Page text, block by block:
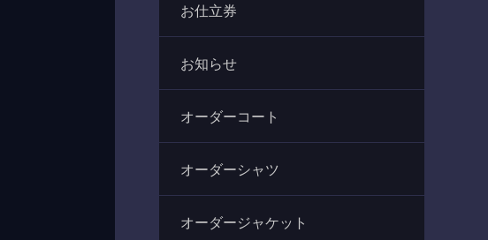
お仕立券
お知らせ
オーダーコート
オーダーシャツ
オーダージャケット